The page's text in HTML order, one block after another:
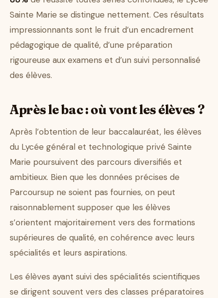
Sainte Marie se distingue nettement. Ces résultats
impressionnants sont le fruit d’un encadrement
pédagogique de qualité, d’une préparation
rigoureuse aux examens et d’un suivi personnalisé
des élèves.
Après le bac : où vont les élèves ?
Après l’obtention de leur baccalauréat, les élèves
du Lycée général et technologique privé Sainte
Marie poursuivent des parcours diversifiés et
ambitieux. Bien que les données précises de
Parcoursup ne soient pas fournies, on peut
raisonnablement supposer que les élèves
s’orientent majoritairement vers des formations
supérieures de qualité, en cohérence avec leurs
spécialités et leurs aspirations.
Les élèves ayant suivi des spécialités scientifiques
se dirigent souvent vers des classes préparatoires